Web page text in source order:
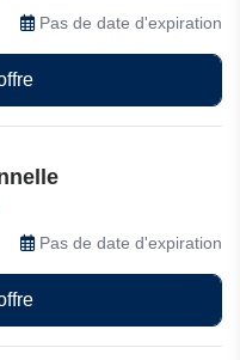
Pas de date d'expiration
exclusives
Pas de date d'expiration